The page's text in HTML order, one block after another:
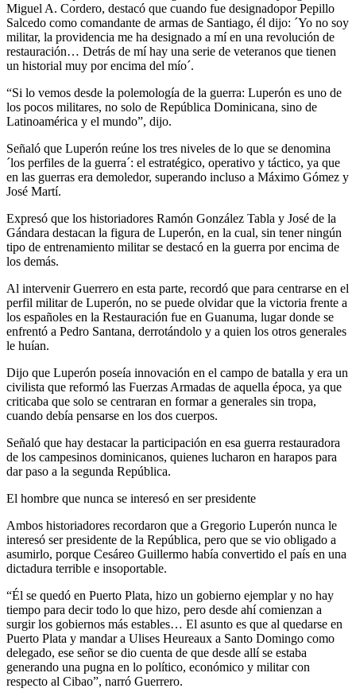
Miguel A. Cordero, destacó que cuando fue designadopor Pepillo
Salcedo como comandante de armas de Santiago, él dijo: ´Yo no soy
militar, la providencia me ha designado a mí en una revolución de
restauración… Detrás de mí hay una serie de veteranos que tienen
un historial muy por encima del mío´.
“Si lo vemos desde la polemología de la guerra: Luperón es uno de
los pocos militares, no solo de República Dominicana, sino de
Latinoamérica y el mundo”, dijo.
Señaló que Luperón reúne los tres niveles de lo que se denomina
´los perfiles de la guerra´: el estratégico, operativo y táctico, ya que
en las guerras era demoledor, superando incluso a Máximo Gómez y
José Martí.
Expresó que los historiadores Ramón González Tabla y José de la
Gándara destacan la figura de Luperón, en la cual, sin tener ningún
tipo de entrenamiento militarse destacó en la guerra por encima de
los demás.
Al intervenir Guerrero en esta parte, recordó que para centrarse en el
perfil militar de Luperón, no se puede olvidar que la victoria frente a
los españoles en la Restauración fue en Guanuma, lugar donde se
enfrentó a Pedro Santana, derrotándolo y a quien los otros generales
le huían.
Dijo que Luperón poseía innovación en el campo de batalla y era un
civilista que reformó las Fuerzas Armadas de aquella época, ya que
criticaba que solo se centraran en formar a generales sin tropa,
cuando debía pensarse en los dos cuerpos.
Señaló que hay destacar la participación en esa guerra restauradora
de los campesinos dominicanos, quienes lucharon en harapos para
dar paso a la segunda República.
El hombre que nunca se interesó en ser presidente
Ambos historiadores recordaron que a Gregorio Luperón nunca le
interesó ser presidente de la República, pero que se vio obligado a
asumirlo, porque Cesáreo Guillermo había convertido el país en una
dictadura terrible e insoportable.
“Él se quedó en Puerto Plata, hizo un gobierno ejemplary no hay
tiempo para decir todo lo que hizo, pero desde ahí comienzan a
surgir los gobiernos más estables… El asunto es que al quedarse en
Puerto Plata y mandar a Ulises Heureaux a Santo Domingo como
delegado, ese señor se dio cuenta de que desde allí se estaba
generando una pugna en lo político, económico y militar con
respecto al Cibao”, narró Guerrero.